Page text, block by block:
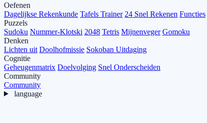
Oefenen
Dagelijkse Rekenkunde Tafels Trainer 24 Snel Rekenen Functies
Puzzels
Sudoku Nummer-Klotski 2048 Tetris Mijnenveger Gomoku
Denken
Lichten uit Doolhofmissie Sokoban Uitdaging
Cognitie
Geheugenmatrix Doelvolging Snel Onderscheiden
Community
Community
language